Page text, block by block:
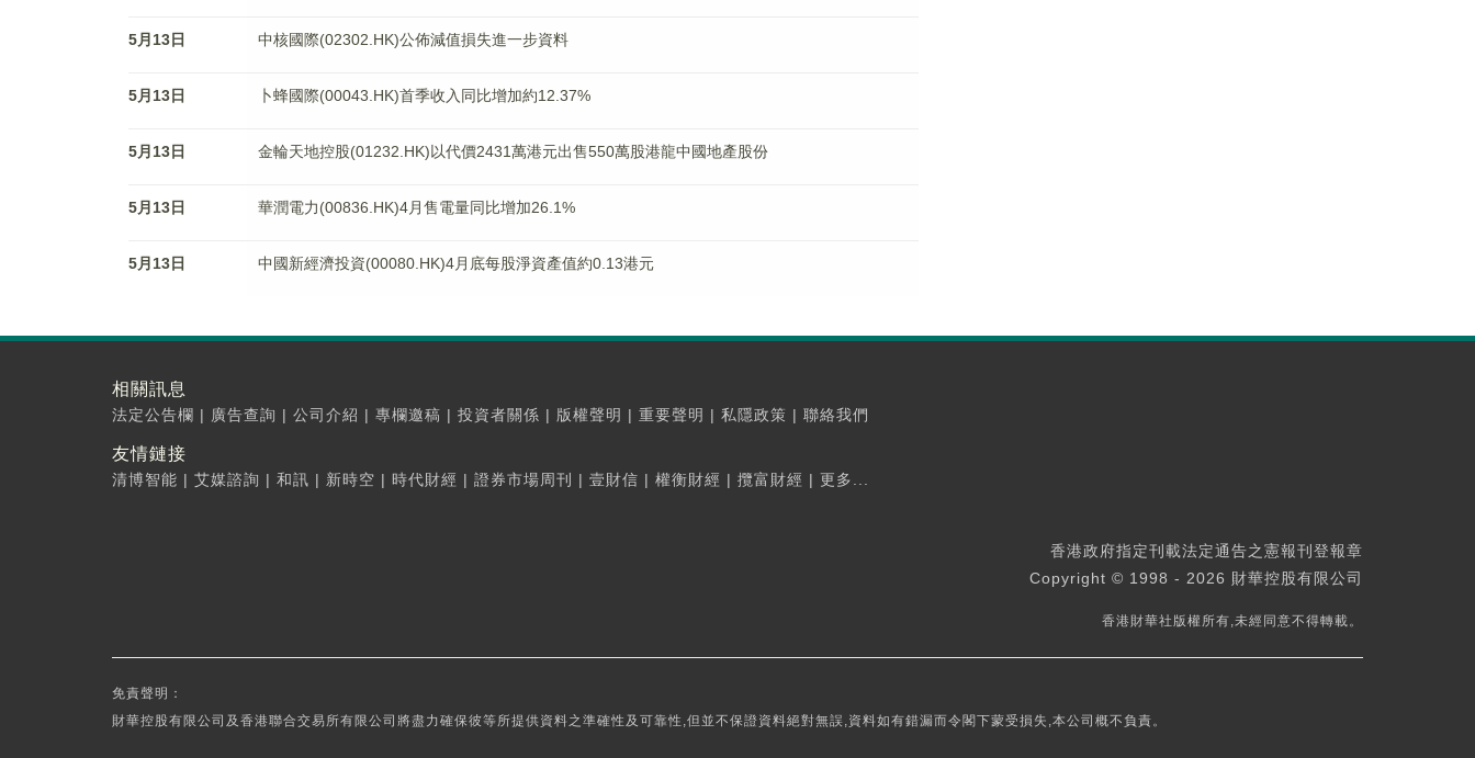
5月13日 中核國際(02302.HK)公佈減值損失進一步資料
5月13日 卜蜂國際(00043.HK)首季收入同比增加約12.37%
5月13日 金輪天地控股(01232.HK)以代價2431萬港元出售550萬股港龍中國地產股份
5月13日 華潤電力(00836.HK)4月售電量同比增加26.1%
5月13日 中國新經濟投資(00080.HK)4月底每股淨資產值約0.13港元
相關訊息
法定公告欄 | 廣告查詢 | 公司介紹 | 專欄邀稿 | 投資者關係 | 版權聲明 | 重要聲明 | 私隱政策 | 聯絡我們
友情鏈接
清博智能 | 艾媒諮詢 | 和訊 | 新時空 | 時代財經 | 證券市場周刊 | 壹財信 | 權衡財經 | 攬富財經 | 更多...
香港政府指定刊載法定通告之憲報刊登報章
Copyright © 1998 - 2026 財華控股有限公司
香港財華社版權所有,未經同意不得轉載。
免責聲明：
財華控股有限公司及香港聯合交易所有限公司將盡力確保彼等所提供資料之準確性及可靠性,但並不保證資料絕對無誤,資料如有錯漏而令閣下蒙受損失,本公司概不負責。